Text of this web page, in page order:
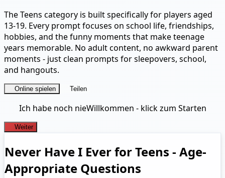
The Teens category is built specifically for players aged
13-19. Every prompt focuses on school life, friendships,
hobbies, and the funny moments that make teenage
years memorable. No adult content, no awkward parent
moments - just clean prompts for sleepovers, school,
and hangouts.
Online spielen Teilen
Ich habe noch nieWillkommen - klick zum Starten
Weiter
Never Have I Ever for Teens - Age-
Appropriate Questions